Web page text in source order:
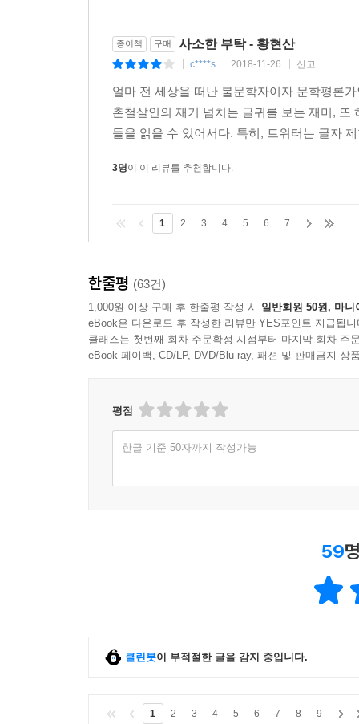
종이책 구매 사소한 부탁 - 황현산
c****s 2018-11-26 신고
얼마 전 세상을 떠난 불문학자이자 문학평론
촌철살인의 재기 넘치는 글귀를 보는 재미,
들을 읽을 수 있어서다. 특히, 트위터는 글자
3명이 이 리뷰를 추천합니다.
1 2 3 4 5 6 7
한줄평 (63건)
1,000원 이상 구매 후 한줄평 작성 시 일반회원 50원, 마니
eBook은 다운로드 후 작성한 리뷰만 YES포인트 지급됩니
클래스는 첫번째 회차 주문확정 시점부터 마지막 회차 주
eBook 페이백, CD/LP, DVD/Blu-ray, 패션 및 판매금지 상
평점
한글 기준 50자까지 작성가능
59
클린봇이 부적절한 글을 감지 중입니다.
1 2 3 4 5 6 7 8 9